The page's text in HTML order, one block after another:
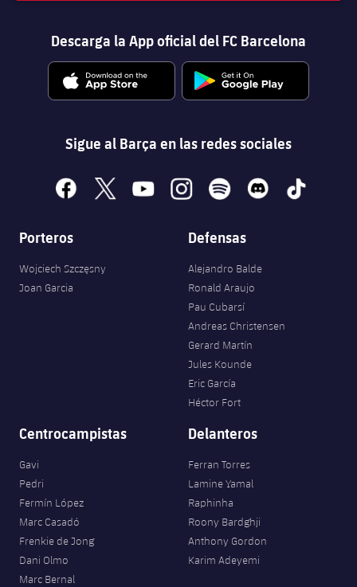
Descarga la App oficial del FC Barcelona
Sigue al Barça en las redes sociales
facebook
x youtubeinstagramspotify discord tiktok
Porteros
Wojciech Szczęsny
Joan Garcia
Defensas
Alejandro Balde
Ronald Araujo
Pau Cubarsí
Andreas Christensen
Gerard Martín
Jules Kounde
Eric García
Héctor Fort
Centrocampistas
Gavi
Pedri
Fermín López
Marc Casadó
Frenkie de Jong
Dani Olmo
Marc Bernal
Delanteros
Ferran Torres
Lamine Yamal
Raphinha
Roony Bardghji
Anthony Gordon
Karim Adeyemi